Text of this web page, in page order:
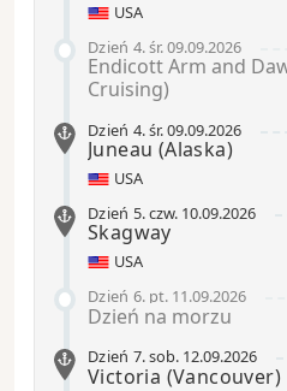
USA
Dzień 4.śr.09.09.2026
Endicott Arm and
Cruising)
Dzień 4.śr.09.09.2026
Juneau (Alaska)
USA
Dzień 5.czw. 10.09.2026
Skagway
USA
Dzień 6. pt. 11.09.2026
Dzień na morzu
Dzień 7.sob. 12.09.2026
Victoria (Vancouver)